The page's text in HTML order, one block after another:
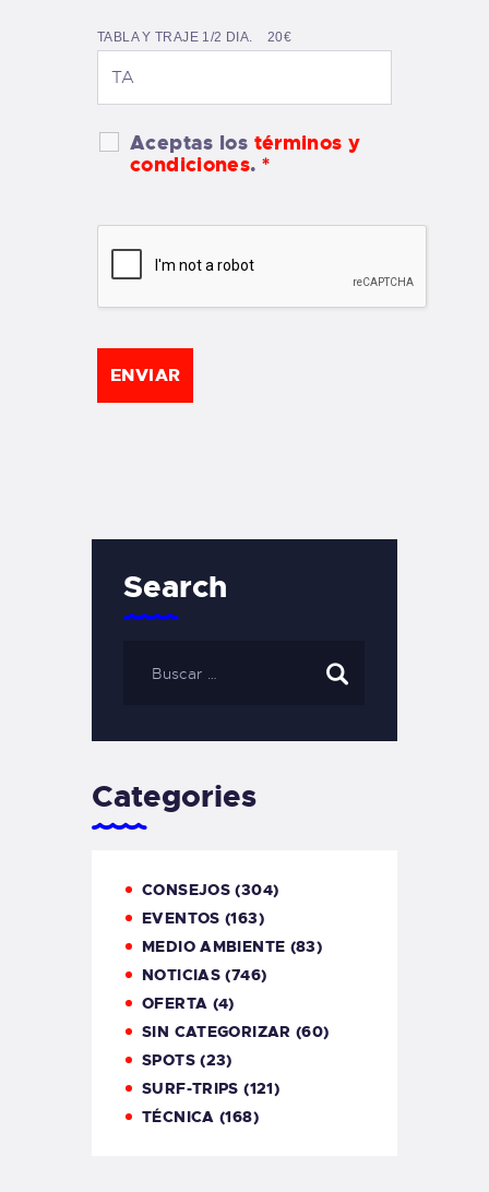
TABLA Y TRAJE 1/2 DIA. 20€
Aceptas los términos y
condiciones. *
Search
Categories
CONSEJOS (304)
EVENTOS (163)
MEDIO AMBIENTE (83)
NOTICIAS (746)
OFERTA (4)
SIN CATEGORIZAR (60)
SPOTS(23)
SURF-TRIPS (121)
TÉCNICA (168)